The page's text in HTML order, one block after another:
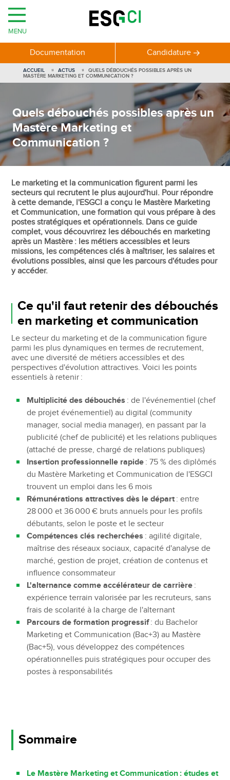
Quels débouchés possibles après un
Mastère Marketing et
Communication ?
ACCUEIL ACTUS
QUELS DÉBOUCHÉS POSSIBLES APRÈS UN
MASTÈRE MARKETING ET COMMUNICATION ?
Le marketing et la communication figurent parmi les
secteurs qui recrutent le plus aujourd'hui. Pour répondre
à cette demande, l'ESGCI a conçu le Mastère Marketing
et Communication, une formation qui vous prépare à des
postes stratégiques et opérationnels. Dans ce guide
complet, vous découvrirez les débouchés en marketing
après un Mastère : les métiers accessibles et leurs
missions, les compétences clés à maîtriser, les salaires et
évolutions possibles, ainsi que les parcours d'études pour
y accéder.
Ce qu'il faut retenir des débouchés
en marketing et communication
Le secteur du marketing et de la communication figure
parmi les plus dynamiques en termes de recrutement,
avec une diversité de métiers accessibles et des
perspectives d'évolution attractives. Voici les points
essentiels à retenir :
Multiplicité des débouchés : de l'événementiel (chef
de projet événementiel) au digital (community
manager, social media manager), en passant par la
publicité (chef de publicité) et les relations publiques
(attaché de presse, chargé de relations publiques)
Insertion professionnelle rapide : 75 % des diplômés
du Mastère Marketing et Communication de l'ESGCI
trouvent un emploi dans les 6 mois
Rémunérations attractives dès le départ : entre
28 000 et 36 000 € bruts annuels pour les profils
débutants, selon le poste et le secteur
Compétences clés recherchées : agilité digitale,
maîtrise des réseaux sociaux, capacité d'analyse de
marché, gestion de projet, création de contenus et
influence consommateur
L'alternance comme accélérateur de carrière :
expérience terrain valorisée par les recruteurs, sans
frais de scolarité à la charge de l'alternant
Parcours de formation progressif: du Bachelor
Marketing et Communication (Bac+3) au Mastère
(Bac+5), vous développez des compétences
opérationnelles puis stratégiques pour occuper des
postes à responsabilités
Sommaire
Le Mastère Marketing et Communication : études et
MENU
Documentation Candidature